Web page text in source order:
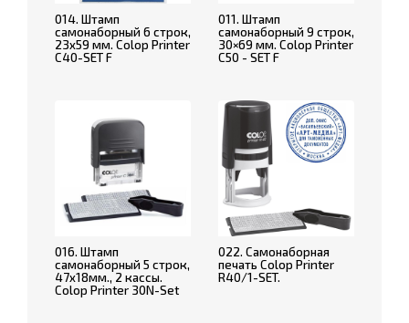
014. Штамп
самонаборный 6 строк,
23х59 мм. Colop Printer
C40-SET F
011. Штамп
самонаборный 9 строк,
30×69 мм. Colop Printer
C50 - SET F
016. Штамп
самонаборный 5 строк,
47х18мм., 2 кассы.
Colop Printer 30N-Set
022. Самонаборная
печать Colop Printer
R40/1-SET.